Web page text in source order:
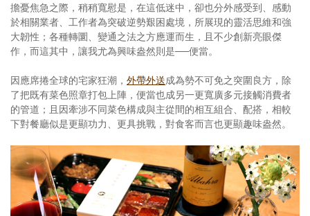
合作與代言
訂閱電子報
擔憂焦急之際，稍稍寬慰是，在這低迷中，卻也分外感受到、感動
於相關業者、工作者為突破逆勢艱困處境，所展現的靈活思維和強
大韌性；各種轉圜、變通之法之方應運而生，且不少創新亮眼傑
作，而這其中，讓我尤為興味盎然則是──便當。
因應席捲全球的宅家狂潮， 外帶外送成為勢不可免之突圍良方，除
了把既有菜色照章打包上陣，便當也成另一更寬廣多元接觸消費者
的管道；且因牽涉不同菜色構成與主從間的相互組合、配搭，相較
下對餐廳似是更顯功力、更具挑戰，對食客而言也更顯趣味盎然。